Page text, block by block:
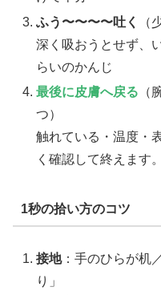
ふう〜〜〜〜吐く
（
深く吸おうとせず、
らいのかんじ
最後に皮膚へ戻る （
つ）
触れている・温度・
く確認して終えます。
1秒の拾い方のコツ
接地：手のひらが机
り」